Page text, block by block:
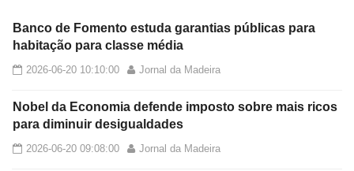
Banco de Fomento estuda garantias públicas para
habitação para classe média
2026-06-20 10:10:00 Jornal da Madeira
Nobel da Economia defende imposto sobre mais ricos
para diminuir desigualdades
2026-06-20 09:08:00 Jornal da Madeira